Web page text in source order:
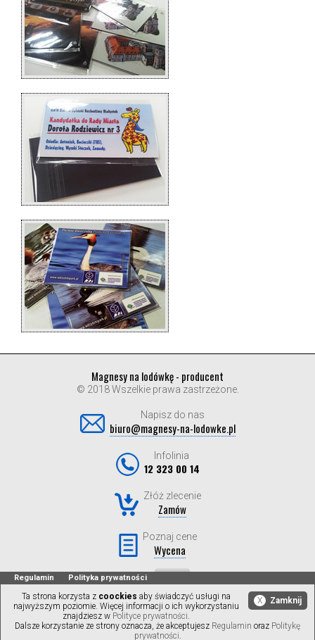
Magnesy na lodówkę - producent
© 2018 Wszelkie prawa zastrzeżone.
Napisz do nas
biuro@magnesy-na-lodowke.pl
Infolinia
12 323 00 14
Złóż zlecenie
Zamów
Poznaj cene
Wycena
Regulamin Polityka prywatności
X Zamknij
Ta strona korzysta z coockies aby świadczyć usługi na
najwyższym poziomie. Więcej informacji o ich wykorzystaniu
znajdziesz w Polityce prywatności.
Dalsze korzystanie ze strony oznacza, że akceptujesz Regulamin oraz Politykę
prywatności.